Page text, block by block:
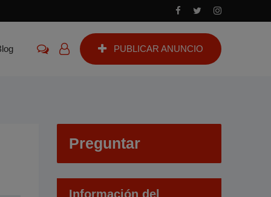
PUBLICAR ANUNCIO
Preguntar
Información del